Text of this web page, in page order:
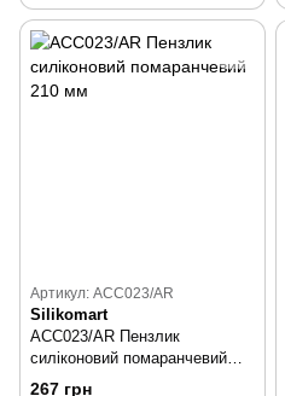
Артикул: ACC023/AR
Silikomart
ACC023/AR Пензлик
силіконовий помаранчевий
210 мм
267 грн